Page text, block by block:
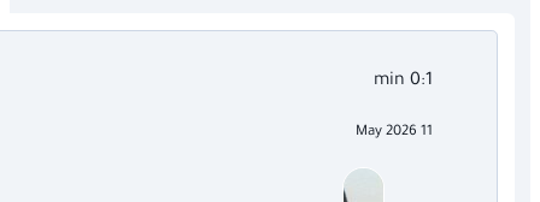
0:1 min
11 May 2026